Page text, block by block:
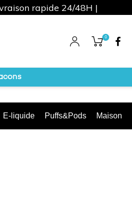
0
E-liquide Puffs&Pods Maison
rapide 24/48H |